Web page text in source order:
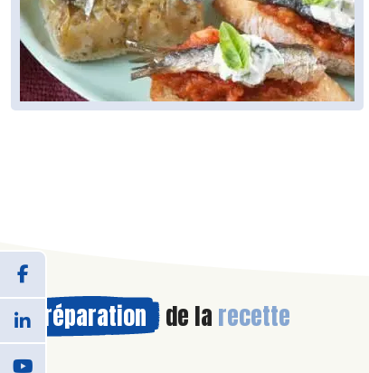
Préparation de la recette